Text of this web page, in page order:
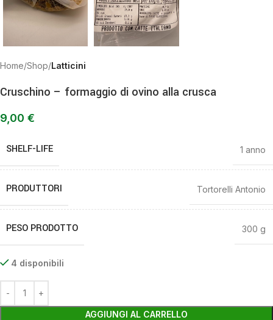
Home Shop Latticini
Cruschino – formaggio di ovino alla crusca
9,00 €
SHELF-LIFE 1 anno
PRODUTTORI Tortorelli Antonio
PESO PRODOTTO 300 g
4 disponibili
AGGIUNGI AL CARRELLO